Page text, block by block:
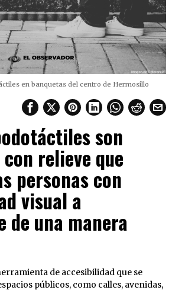
en banquetas del centro de Hermosillo
son
relieve que
personas con
visual a
de una manera
de accesibilidad que se
públicos, como calles, avenidas,